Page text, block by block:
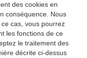
des cookies en
conséquence. Nous
cas, vous pourrez
les fonctions de ce
le traitement des
décrite ci-dessus